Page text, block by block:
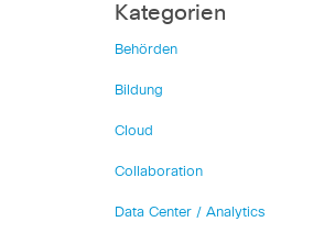
Kategorien
Behörden
Bildung
Cloud
Collaboration
Data Center / Analytics